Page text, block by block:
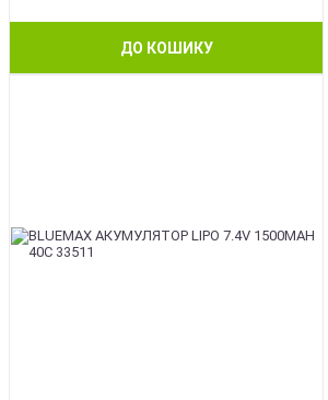
ДО КОШИКУ